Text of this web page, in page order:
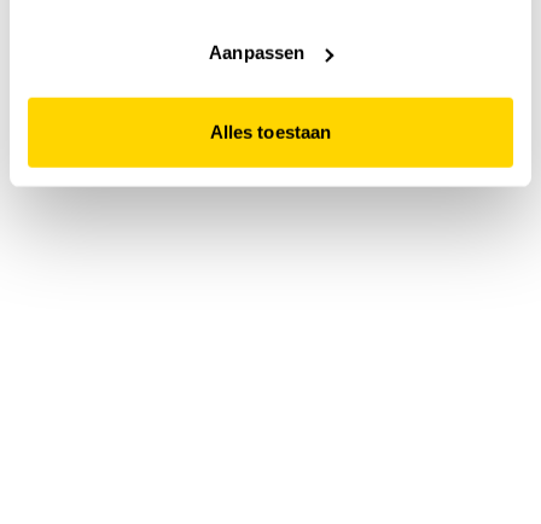
website niet optimaal functioneert.
Aanpassen
Alles toestaan